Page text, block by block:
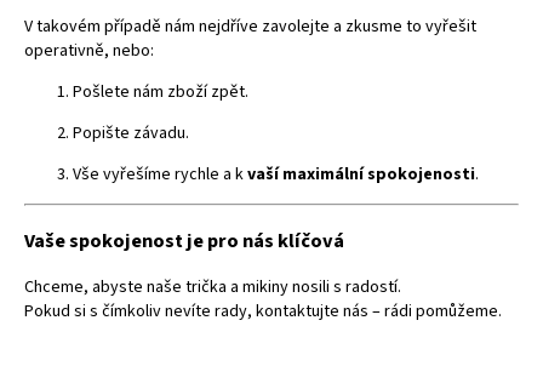
V takovém případě nám nejdříve zavolejte a zkusme to vyřešit
operativně, nebo:
Pošlete nám zboží zpět.
Popište závadu.
Vše vyřešíme rychle a kvaší maximální spokojenosti.
Vaše spokojenost je pro nás klíčová
Chceme, abyste naše trička a mikiny nosili s radostí.
Pokud si s čímkoliv nevíte rady, kontaktujte nás – rádi pomůžeme.